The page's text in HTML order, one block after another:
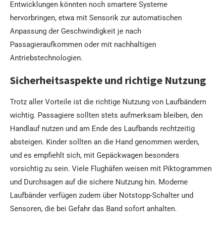
Entwicklungen könnten noch smartere Systeme
hervorbringen, etwa mit Sensorik zur automatischen
Anpassung der Geschwindigkeit je nach
Passagieraufkommen oder mit nachhaltigen
Antriebstechnologien.
Sicherheitsaspekte und richtige Nutzung
Trotz aller Vorteile ist die richtige Nutzung von Laufbändern
wichtig. Passagiere sollten stets aufmerksam bleiben, den
Handlauf nutzen und am Ende des Laufbands rechtzeitig
absteigen. Kinder sollten an die Hand genommen werden,
und es empfiehlt sich, mit Gepäckwagen besonders
vorsichtig zu sein. Viele Flughäfen weisen mit Piktogrammen
und Durchsagen auf die sichere Nutzung hin. Moderne
Laufbänder verfügen zudem über Notstopp-Schalter und
Sensoren, die bei Gefahr das Band sofort anhalten.